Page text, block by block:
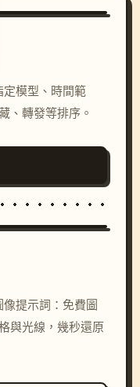
模型、時間範
、轉發等排序。
sunset, neon
8k --v 6.0
提示詞：免費圖
與光線，幾秒還原